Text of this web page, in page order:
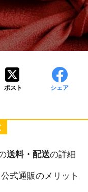
ポスト シェア
送料・配送の詳細
式通販のメリット